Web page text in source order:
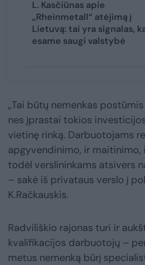
L. Kasčiūnas apie
„Rheinmetall“ atėjimą į
Lietuvą: tai yra signalas,
esame saugi valstybė
„Tai būtų nemenkas
nes įprastai tokios
vietinę rinką. Darbuotojams
apgyvendinimo, ir maitinimo,
todėl verslininkams atsivers
– sakė iš privataus verslo į
K.Račkauskis.
Radviliškio rajonas turi ir
kvalifikacijos darbuotojų –
metus nemenką būrį